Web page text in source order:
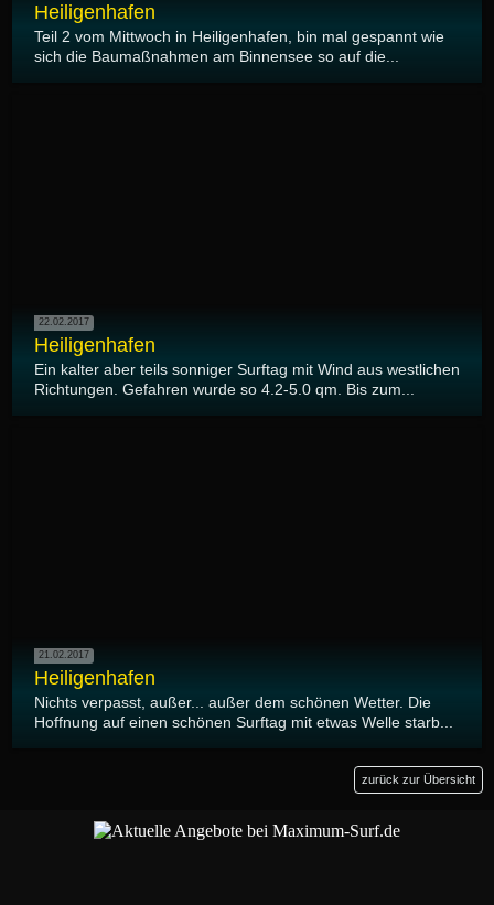
Heiligenhafen
Teil 2 vom Mittwoch in Heiligenhafen, bin mal gespannt wie
sich die Baumaßnahmen am Binnensee so auf die...
22.02.2017
Heiligenhafen
Ein kalter aber teils sonniger Surftag mit Wind aus westlichen
Richtungen. Gefahren wurde so 4.2-5.0 qm. Bis zum...
21.02.2017
Heiligenhafen
Nichts verpasst, außer... außer dem schönen Wetter. Die
Hoffnung auf einen schönen Surftag mit etwas Welle starb...
zurück zur Übersicht